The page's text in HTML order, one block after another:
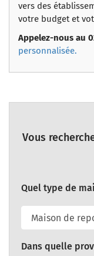
vers des
votre budget et
Appelez-nous au
personnalisée.
Vous
Quel type de
Dans quelle